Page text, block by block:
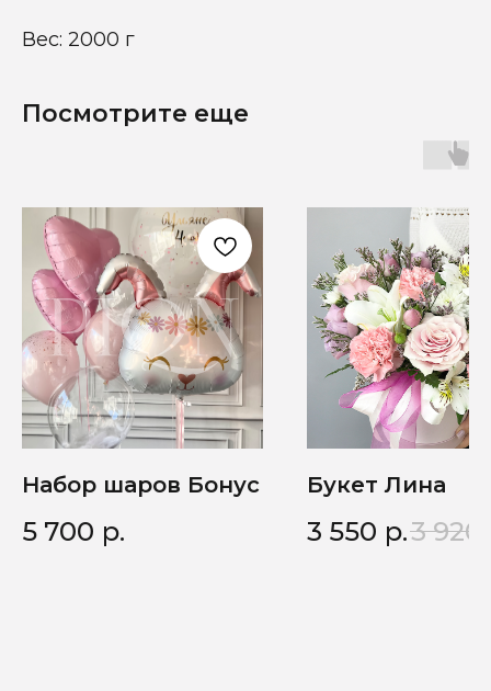
Вес: 2000 г
Посмотрите еще
Набор шаров Бонус
5 700 р.
Букет Лина
3 550 р.3 920